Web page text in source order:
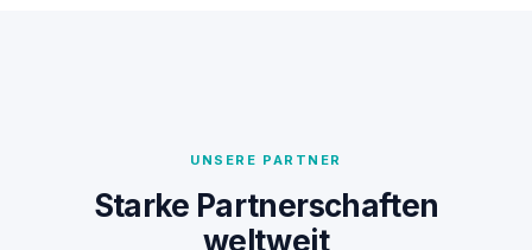
UNSERE PARTNER
Starke Partnerschaften
weltweit